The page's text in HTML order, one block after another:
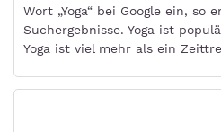
Wort „Yoga“ bei Google ein, so
Suchergebnisse. Yoga ist
Yoga ist viel mehr als ein